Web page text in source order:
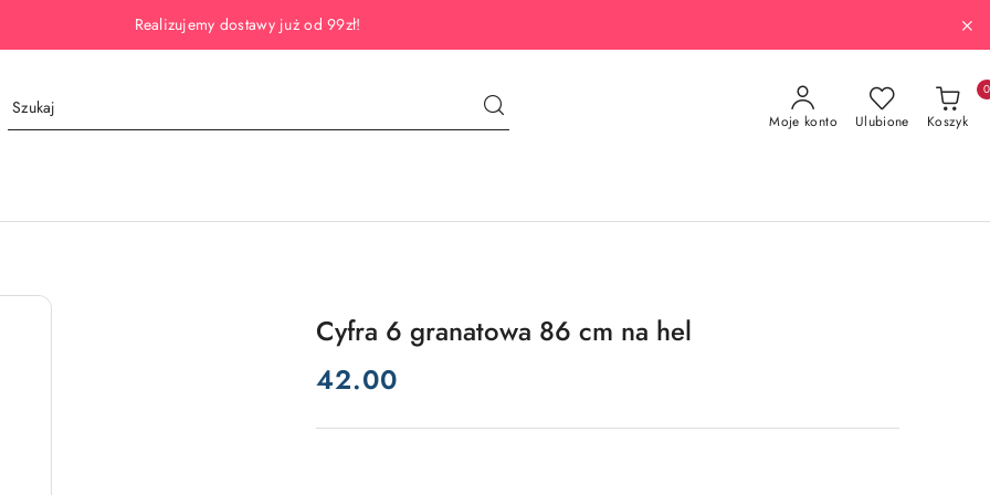
Realizujemy dostawy już od 99zł!
Moje konto Ulubione Koszyk
0
Cyfra 6 granatowa 86 cm na hel
cena:
42.00